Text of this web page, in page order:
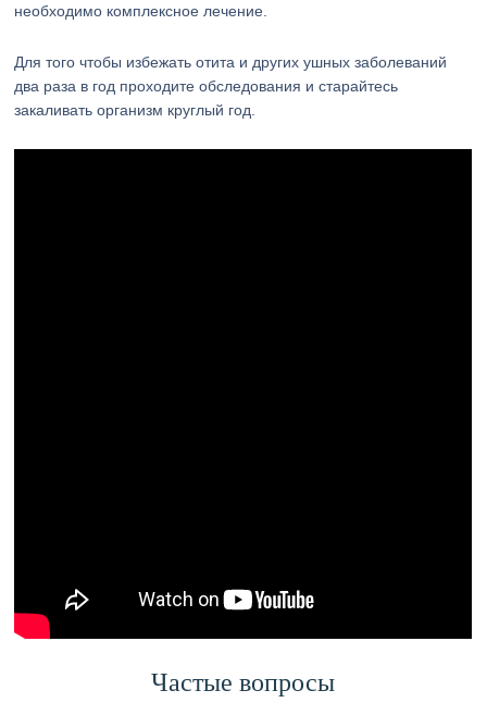
необходимо комплексное лечение.
Для того чтобы избежать отита и других ушных заболеваний
два раза в год проходите обследования и старайтесь
закаливать организм круглый год.
Частые вопросы